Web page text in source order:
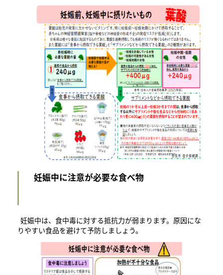
妊娠中に注意が必要な食べ物
妊娠中は、食中毒に対する抵抗力が弱まります。原因にな
りやすい食品を避けて予防しましょう。